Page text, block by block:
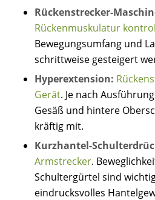
Rückenstrecker-
Rückenmuskulatur
Bewegungsumfang und
schrittweise gesteigert
Hyperextension:
Gerät. Je nach
Gesäß und hintere
kräftig mit.
Kurzhantel-
Armstrecker.
Schultergürtel sind
eindrucksvolles